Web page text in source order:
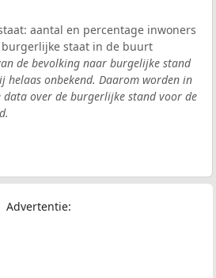
aantal en percentage inwoners
staat in de buurt
de bevolking naar burgelijke stand
helaas onbekend. Daarom worden in
data over de burgerlijke stand voor de
Advertentie: